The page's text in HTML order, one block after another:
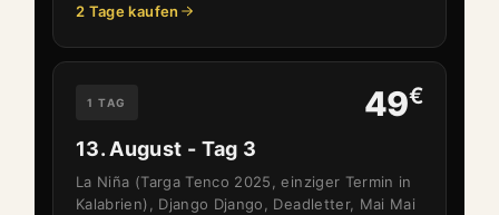
2 Tage kaufen
1 TAG 49€
13. August - Tag 3
La Niña (Targa Tenco 2025, einziger Termin in
Kalabrien), Django Django, Deadletter, Mai Mai